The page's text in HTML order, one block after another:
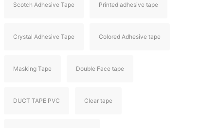
Scotch Adhesive Tape Printed adhesive tape
Crystal Adhesive Tape Colored Adhesive tape
Masking Tape Double Face tape
DUCT TAPE PVC Clear tape